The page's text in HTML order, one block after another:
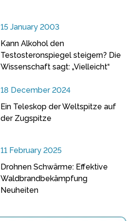
15 January 2003
Kann Alkohol den
Testosteronspiegel steigern? Die
Wissenschaft sagt: „Vielleicht“
18 December 2024
Ein Teleskop der Weltspitze auf
der Zugspitze
11 February 2025
Drohnen Schwärme: Effektive
Waldbrandbekämpfung
Neuheiten